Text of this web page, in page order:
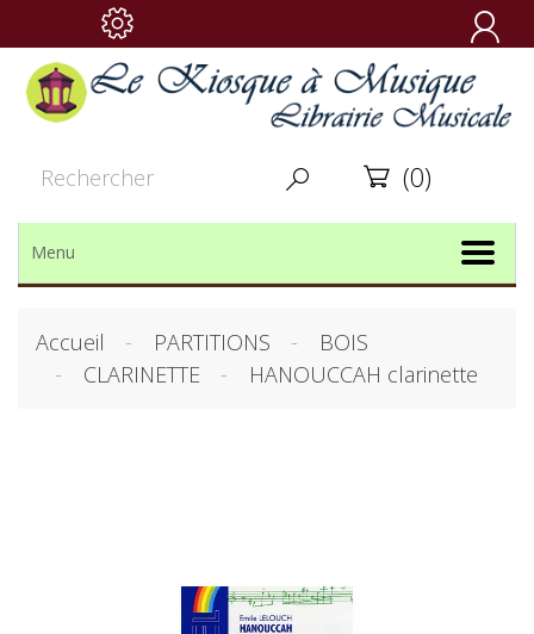

  (0)
Menu
Accueil PARTITIONS
BOIS
CLARINETTE
HANOUCCAH clarinette